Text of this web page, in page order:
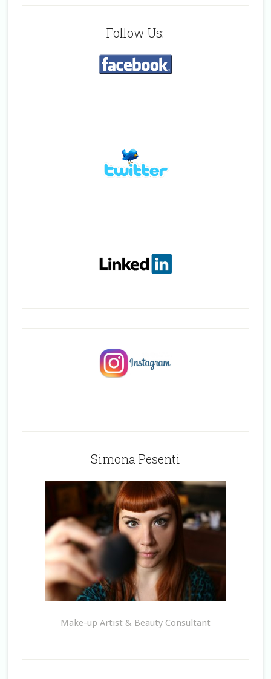
Follow Us:
Simona Pesenti
Make-up Artist & Beauty Consultant